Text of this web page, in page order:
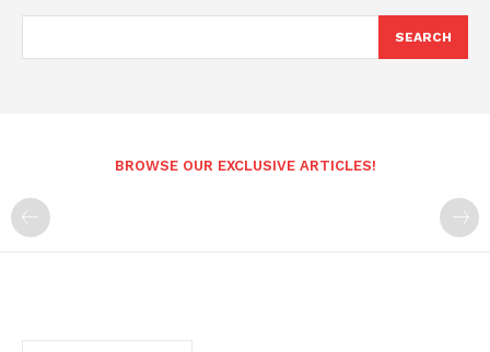
SEARCH
BROWSE OUR EXCLUSIVE ARTICLES!